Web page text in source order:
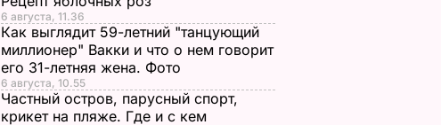
6 августа, 11.36
Как выглядит 59-летний "танцующий
миллионер" Вакки и что о нем говорит
его 31-летняя жена. Фото
6 августа, 10.55
Частный остров, парусный спорт,
крикет на пляже. Где и с кем